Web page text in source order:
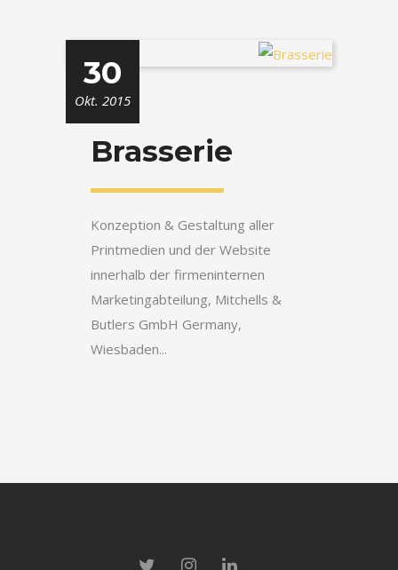
30
Okt. 2015
Brasserie
Konzeption & Gestaltung aller
Printmedien und der Website
innerhalb der firmeninternen
Marketingabteilung, Mitchells &
Butlers GmbH Germany,
Wiesbaden...